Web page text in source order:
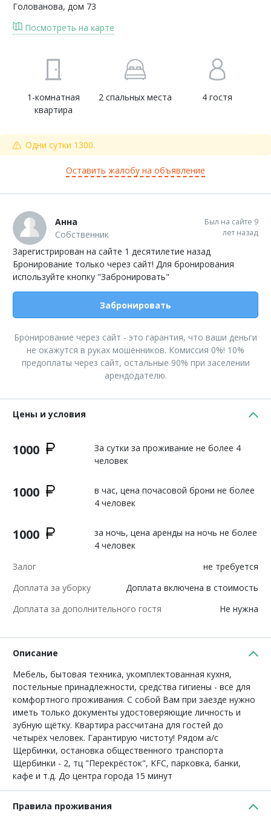
Голованова, дом 73
Посмотреть на карте
1-комнатная
квартира
2 спальных места 4 гостя
Одни сутки 1300.
Оставить жалобу на объявление
Анна
Собственник
Был на сайте 9
лет назад
Зарегистрирован на сайте 1 десятилетие назад
Бронирование только через сайт! Для бронирования
используйте кнопку "Забронировать"
Забронировать
Бронирование через сайт - это гарантия, что ваши деньги
не окажутся в руках мошенников. Комиссия 0%! 10%
предоплаты через сайт, остальные 90% при заселении
арендодателю.
Цены и условия
1000
За сутки за проживание не более 4
человек
1000
в час, цена почасовой брони не более
4 человек
1000
за ночь, цена аренды на ночь не более
4 человек
Залог
не требуется
Доплата за уборку
Доплата включена в стоимость
Доплата за дополнительного гостя
Не нужна
Описание
Мебель, бытовая техника, укомплектованная кухня,
постельные принадлежности, средства гигиены - всё для
комфортного проживания. С собой Вам при заезде нужно
иметь только документы удостоверяющие личность и
зубную щётку. Квартира рассчитана для гостей до
четырёх человек. Гарантирую чистоту! Рядом а/с
Щербинки, остановка общественного транспорта
Щербинки - 2, тц "Перекрёсток", KFC, парковка, банки,
кафе и т.д. До центра города 15 минут
Правила проживания